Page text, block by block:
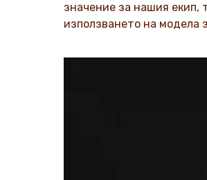
значение за нашия екип,
използването на модела